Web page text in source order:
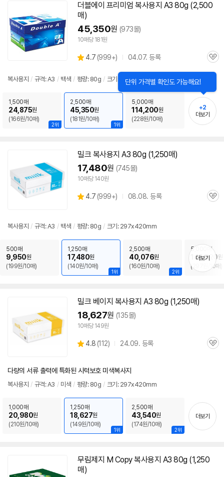
더블에이 프리미엄 복사용지 A3 80g (2,500
매)
45,350원 (973몰)
10매당 181원
별
4.7 (상
리
999+) 04.07. 등록
관
복사용지 / 규격:A3 / 백색 / 평량: 80g / 크기: 297x420mm
2위
1,500매
24,875원
(166원/10매)
1위
2,500매
45,350원
(181원/10매)
5,000매
114,200원
(228원/10매)
+2
더보기
밀크 복사용지 A3 80g (1,250매)
17,480원 (745몰)
10매당 140원
별
4.7 (상
뷰
999+) 08.08. 등록
관
복사용지 / 규격:A3 / 백색 / 평량: 80g / 크기: 297x420mm
500매
9,950원
(199원/10매)
1위
1,250매
17,480원
(140원/10매)
2위
2,500매
40,076원
(160원/10매)
5,000매
148,320원
(297원/10매)
더보기
밀크 베이지 복사용지 A3 80g (1,250매)
18,627원 (135몰)
10매당 149원
별
4.8 (상
112) 24.09. 등록
관
다량의 서류 출력에 특화된 시력보호 미색복사지
복사용지 / 규격:A3 / 미색 / 평량: 80g / 크기: 297x420mm
1,000매
20,980원
(210원/10매)
1위
1,250매
18,627원
(149원/10매)
2위
2,500매
43,540원
(174원/10매)
더보기
무림제지 M Copy복사용지 A3 80g (1,250
매)